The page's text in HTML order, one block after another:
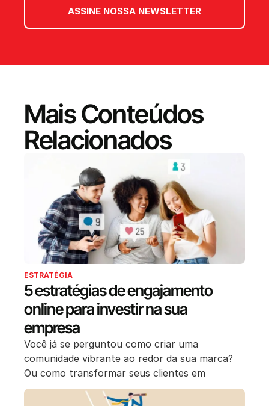
ASSINE NOSSA NEWSLETTER
Mais Conteúdos
Relacionados
ESTRATÉGIA
5 estratégias de engajamento
online para investir na sua
empresa
Você já se perguntou como criar uma
comunidade vibrante ao redor da sua marca?
Ou como transformar seus clientes em